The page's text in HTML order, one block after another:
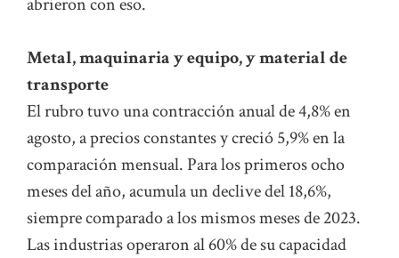
abrieron con eso.
Metal, maquinaria y equipo, y material de
transporte
El rubro tuvo una contracción anual de 4,8% en
agosto, a precios constantes y creció 5,9% en la
comparación mensual. Para los primeros ocho
meses del año, acumula un declive del 18,6%,
siempre comparado a los mismos meses de 2023.
Las industrias operaron al 60% de su capacidad